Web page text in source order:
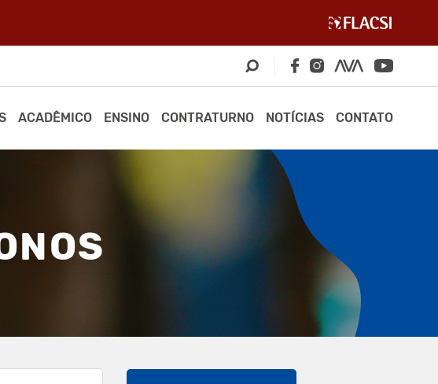
ACADÊMICO ENSINO CONTRATURNO NOTÍCIAS CONTATO